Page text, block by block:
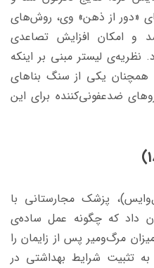
«دور از ذهن» وی، روش‌های
و امکان افزایش تصاعدی
لیستر مبنی بر اینکه
همچنان یکی از سنگ بناهای
ضدعفونی‌کننده برای این
پزشک مجارستانی با
داد که چگونه عمل ساده‌ی
مرگ‌ومیر پس از زایمان را
تثبیت شرایط بهداشتی در